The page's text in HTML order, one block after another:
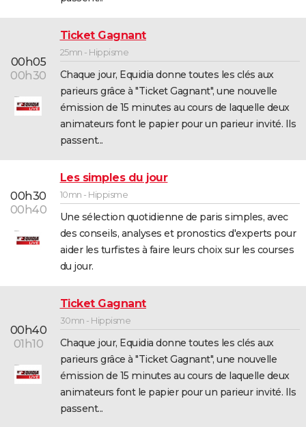
BONS PLANS
CARTE DE VOEUX
Carte de Noël
Carte Bonne année
Carte Saint-Valentin
Carte d'anniversaire
DICTIONNAIRE
COPAINS D'AVANT
S'inscrire
Se connecter
Lycées
Collèges
Primaires
Universités
Entreprises
Service militaire
Avis de recherche
AVIS DE DÉCÈS
FORUM
00h05
00h30
Ticket Gagnant
25mn - Hippisme
Chaque jour, Equidia donne toutes les clés aux
parieurs grâce à "Ticket Gagnant", une nouvelle
émission de 15 minutes au cours de laquelle deux
animateurs font le papier pour un parieur invité. Ils
passent...
00h30
00h40
Les simples du jour
10mn - Hippisme
Une sélection quotidienne de paris simples, avec
des conseils, analyses et pronostics d'experts pour
aider les turfistes à faire leurs choix sur les courses
du jour.
00h40
01h10
Ticket Gagnant
30mn - Hippisme
Chaque jour, Equidia donne toutes les clés aux
parieurs grâce à "Ticket Gagnant", une nouvelle
émission de 15 minutes au cours de laquelle deux
animateurs font le papier pour un parieur invité. Ils
passent...